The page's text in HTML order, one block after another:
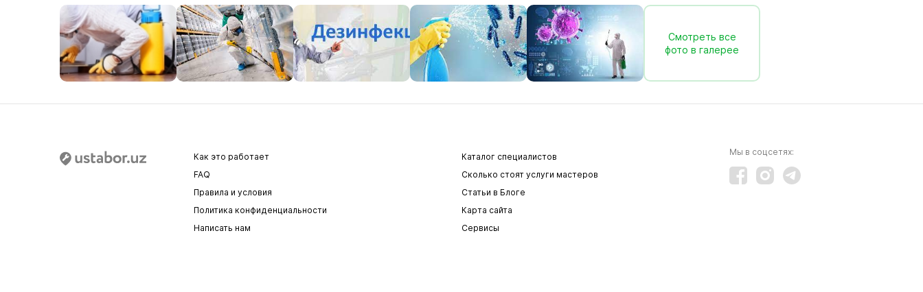
Смотреть все
фото в галерее
Как это работает
Каталог специалистов
FAQ
Сколько стоят услуги мастеров
Правила и условия
Статьи в Блоге
Политика конфиденциальности
Карта сайта
Написать нам
Сервисы
Мы в соцсетях: